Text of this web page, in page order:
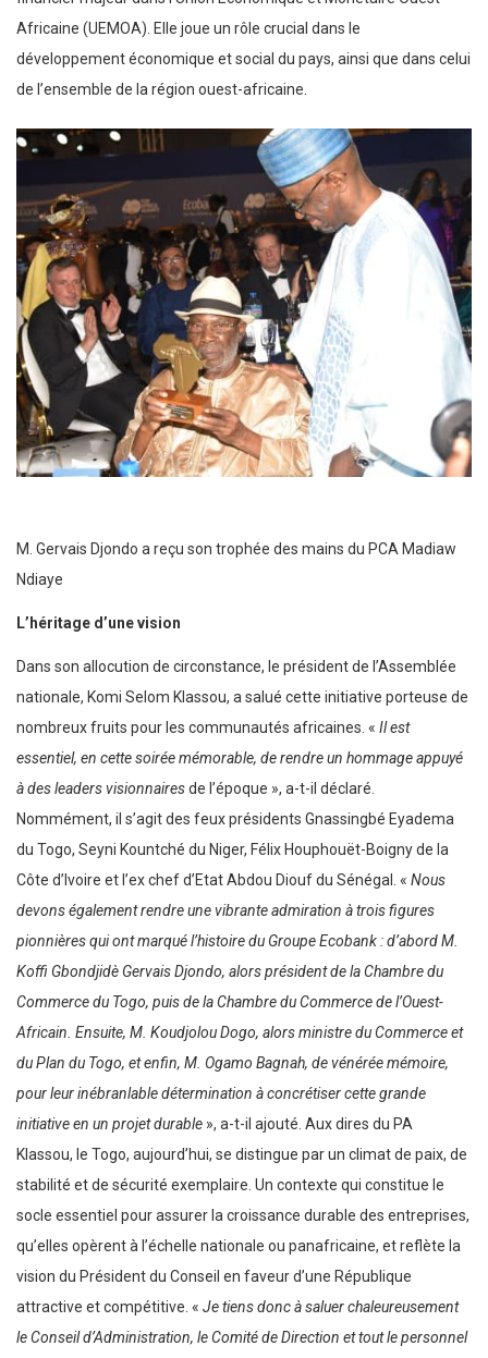
Africaine (UEMOA). Elle joue un rôle crucial dans le
développement économique et social du pays, ainsi que dans celui
de l’ensemble de la région ouest-africaine.
M. Gervais Djondo a reçu son trophée des mains du PCA Madiaw
Ndiaye
L’héritage d’une vision
Dans son allocution de circonstance, le président de l’Assemblée
nationale, Komi Selom Klassou, a salué cette initiative porteuse de
nombreux fruits pour les communautés africaines. « Il est
essentiel, en cette soirée mémorable, de rendre un hommage appuyé
à des leaders visionnairesde l’époque », a-t-il déclaré.
Nommément, il s’agit des feux présidents Gnassingbé Eyadema
du Togo, Seyni Kountché du Niger, Félix Houphouët-Boigny de la
Côte d’Ivoire et l’ex chef d’Etat Abdou Diouf du Sénégal. « Nous
devons également rendre une vibrante admiration à trois figures
pionnières qui ont marqué l’histoire du Groupe Ecobank : d’abord M.
Koffi Gbondjidè Gervais Djondo, alors président de la Chambre du
Commerce du Togo, puis de la Chambre du Commerce de l’Ouest-
Africain. Ensuite, M. Koudjolou Dogo, alors ministre du Commerce et
du Plan du Togo, et enfin, M. Ogamo Bagnah, de vénérée mémoire,
pour leur inébranlable détermination à concrétiser cette grande
initiative en un projet durable », a-t-il ajouté. Aux dires du PA
Klassou, le Togo, aujourd’hui, se distingue par un climat de paix, de
stabilité et de sécurité exemplaire. Un contexte qui constitue le
socle essentiel pour assurer la croissance durable des entreprises,
qu’elles opèrent à l’échelle nationale ou panafricaine, et reflète la
vision du Président du Conseil en faveur d’une République
attractive et compétitive. « Je tiens donc à saluer chaleureusement
le Conseil d’Administration, le Comité de Direction et tout le personnel